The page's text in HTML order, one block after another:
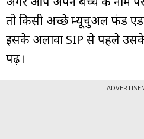
तो किसी अच्छे म्यूचुअल फंड
इसके अलावा SIP से पहले उसके
पढ़ें।